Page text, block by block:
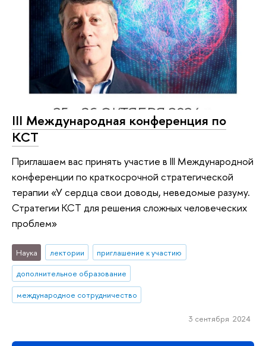
III Международная конференция по
КСТ
Приглашаем вас принять участие в III Международной
конференции по краткосрочной стратегической
терапии «У сердца свои доводы, неведомые разуму.
Стратегии КСТ для решения сложных человеческих
проблем»
Наука лектории
приглашение к участию
дополнительное образование
международное сотрудничество
3 сентября 2024